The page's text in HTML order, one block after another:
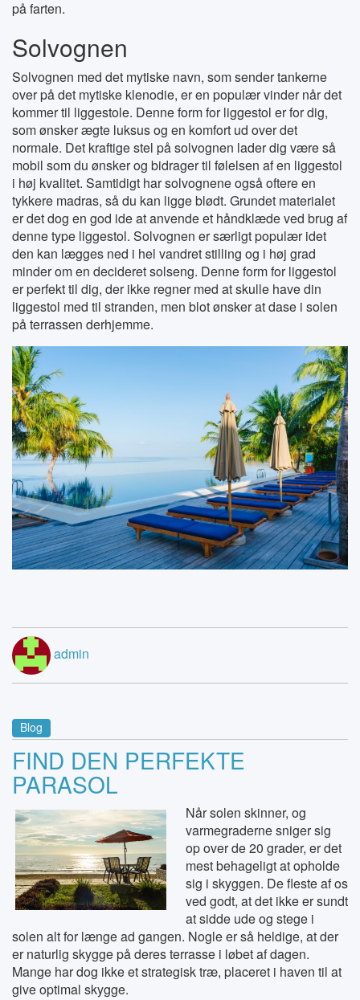
på farten.
Solvognen
Solvognen med det mytiske navn, som sender tankerne
over på det mytiske klenodie, er en populær vinder når det
kommer til liggestole. Denne form for liggestol er for dig,
som ønsker ægte luksus og en komfort ud over det
normale. Det kraftige stel på solvognen lader dig være så
mobil som du ønsker og bidrager til følelsen af en liggestol
i høj kvalitet. Samtidigt har solvognene også oftere en
tykkere madras, så du kan ligge blødt. Grundet materialet
er det dog en god ide at anvende et håndklæde ved brug af
denne type liggestol. Solvognen er særligt populær idet
den kan lægges ned i hel vandret stilling og i høj grad
minder om en decideret solseng. Denne form for liggestol
er perfekt til dig, der ikke regner med at skulle have din
liggestol med til stranden, men blot ønsker at dase i solen
på terrassen derhjemme.
admin
Blog
FIND DEN PERFEKTE
PARASOL
Når solen skinner, og
varmegraderne sniger sig
op over de 20 grader, er det
mest behageligt at opholde
sig i skyggen. De fleste af os
ved godt, at det ikke er sundt
at sidde ude og stege i
solen alt for længe ad gangen. Nogle er så heldige, at der
er naturlig skygge på deres terrasse i løbet af dagen.
Mange har dog ikke et strategisk træ, placeret i haven til at
give optimal skygge.